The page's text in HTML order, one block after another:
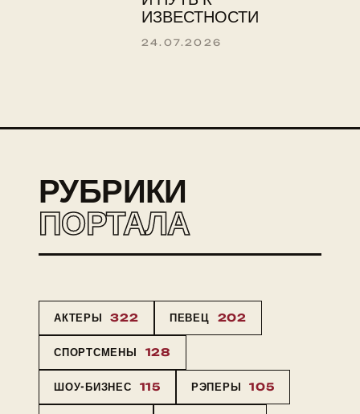
ИЗВЕСТНОСТИ
24.07.2026
РУБРИКИ
ПОРТАЛА
АКТЕРЫ 322 ПЕВЕЦ 202
СПОРТСМЕНЫ 128
ШОУ-БИЗНЕС 115 РЭПЕРЫ 105